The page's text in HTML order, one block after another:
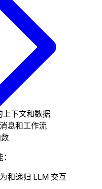
：
上下文和数据
息和工作流
和递归 LLM 交互